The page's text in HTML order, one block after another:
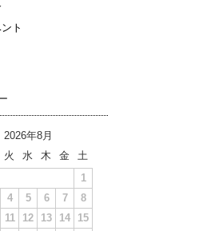
ト
2026年8月
火 水 木 金
土
1
4 5 6 7
8
11 12 13 14
15